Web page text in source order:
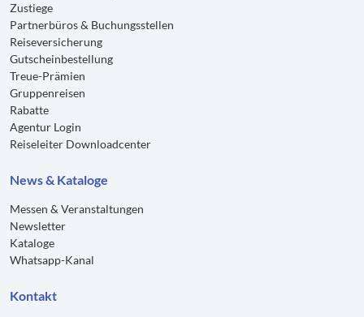
Zustiege
Partnerbüros & Buchungsstellen
Reiseversicherung
Gutscheinbestellung
Treue-Prämien
Gruppenreisen
Rabatte
Agentur Login
Reiseleiter Downloadcenter
News & Kataloge
Messen & Veranstaltungen
Newsletter
Kataloge
Whatsapp-Kanal
Kontakt